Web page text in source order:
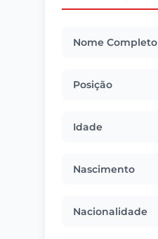
Nome Completo
Posição
Idade
Nascimento
Nacionalidade